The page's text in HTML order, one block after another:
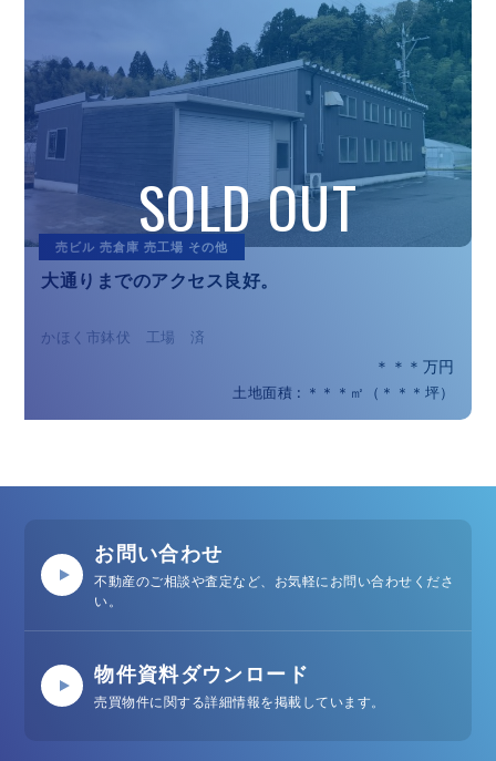
売ビル 売倉庫 売工場 その他
大通りまでのアクセス良好。
かほく市鉢伏 工場 済
＊＊＊万円
土地面積 : ＊＊＊㎡（＊＊＊坪）
お問い合わせ
不動産のご相談や査定など、お気軽にお問い合わせくださ
い。
物件資料ダウンロード
売買物件に関する詳細情報を掲載しています。